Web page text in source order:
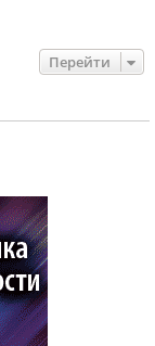
Перейти